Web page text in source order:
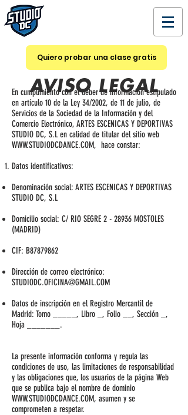
Quiero probar una clase gratis
AVISO LEGAL
En cumplimiento con el deber de información estipulado
en artículo 10 de la Ley 34/2002, de 11 de julio, de
Servicios de la Sociedad de la Información y del
Comercio Electrónico, ARTES ESCENICAS Y DEPORTIVAS
STUDIO DC, S.L en calidad de titular del sitio web
WWW.STUDIODCDANCE.COM, hace constar:
Datos identificativos:
Denominación social: ARTES ESCENICAS Y DEPORTIVAS
STUDIO DC, S.L
Domicilio social: C/ RIO SEGRE 2 - 28936 MOSTOLES
(MADRID)
CIF: B87879862
Dirección de correo electrónico:
STUDIODC.OFICINA@GMAIL.COM
Datos de inscripción en el Registro Mercantil de
Madrid: Tomo _____, Libro _, Folio __, Sección _,
Hoja _______.
La presente información conforma y regula las
condiciones de uso, las limitaciones de responsabilidad
y las obligaciones que, los usuarios de la página Web
que se publica bajo el nombre de dominio
WWW.STUDIODCDANCE.COM, asumen y se
comprometen a respetar.